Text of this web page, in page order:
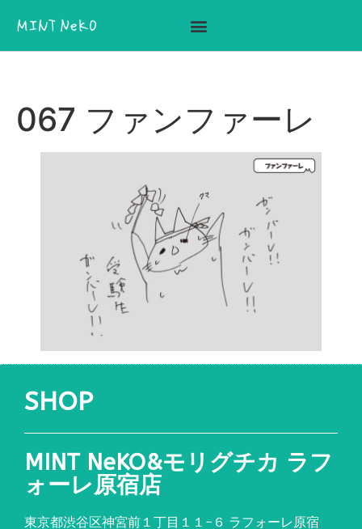
067 ファンファーレ
SHOP
MINT NeKO&モリグチカ ラフ
ォーレ原宿店
東京都渋谷区神宮前１丁目１１ − ６ ラフォーレ原宿